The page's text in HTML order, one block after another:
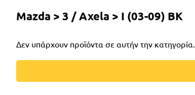
Mazda > 3 / Axela > I (03-09) BK
Δεν υπάρχουν προϊόντα σε αυτήν την κατηγορία.